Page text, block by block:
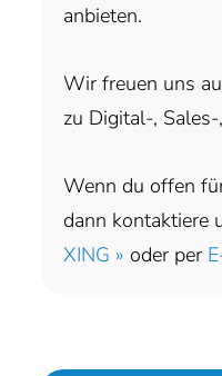
anbieten.
Wir freuen uns
zu Digital-,
Wenn du offen
dann kontaktiere
XING » oder per